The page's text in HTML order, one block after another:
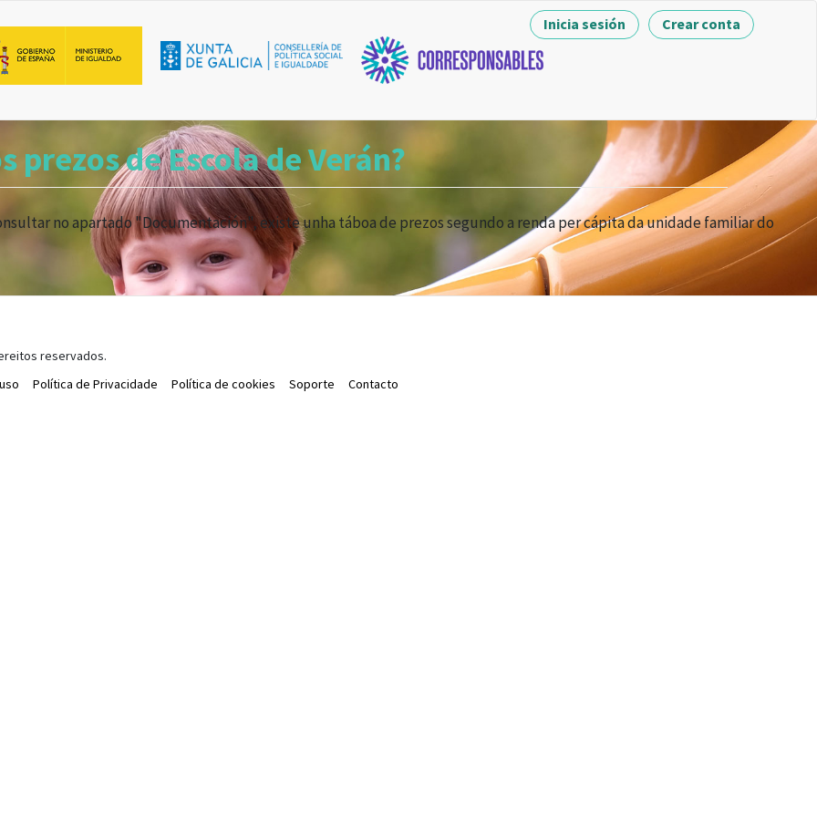
Inicia sesión Crear conta
prezos de Escola de Verán?
no apartado "Documentación", existe unha táboa de prezos segundo a renda per cápita da unidade familiar do
reservados.
Política de Privacidade Política de cookies Soporte Contacto